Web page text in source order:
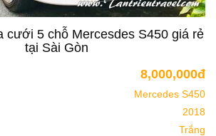
cưới 5 chỗ Mercesdes S450 giá rẻ
tại Sài Gòn
8,000,000đ
Mercedes S450
2018
Trắng